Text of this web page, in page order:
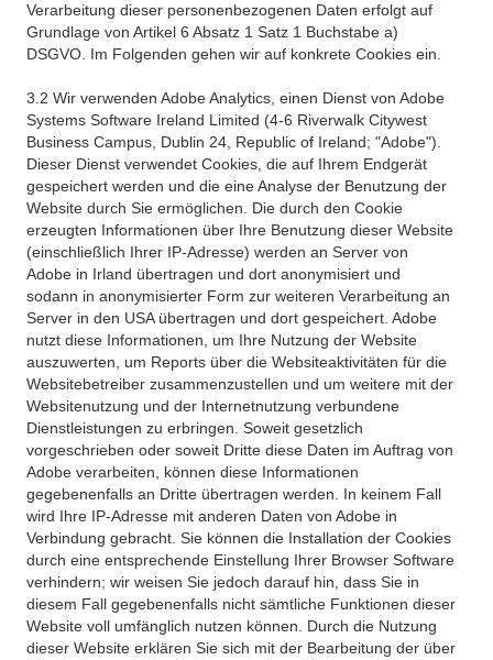
Verarbeitung dieser personenbezogenen Daten erfolgt auf
Grundlage von Artikel 6 Absatz 1 Satz 1 Buchstabe a)
DSGVO. Im Folgenden gehen wir auf konkrete Cookies ein.
3.2 Wir verwenden Adobe Analytics, einen Dienst von Adobe
Systems Software Ireland Limited (4-6 Riverwalk Citywest
Business Campus, Dublin 24, Republic of Ireland; "Adobe").
Dieser Dienst verwendet Cookies, die auf Ihrem Endgerät
gespeichert werden und die eine Analyse der Benutzung der
Website durch Sie ermöglichen. Die durch den Cookie
erzeugten Informationen über Ihre Benutzung dieser Website
(einschließlich Ihrer IP-Adresse) werden an Server von
Adobe in Irland übertragen und dort anonymisiert und
sodann in anonymisierter Form zur weiteren Verarbeitung an
Server in den USA übertragen und dort gespeichert. Adobe
nutzt diese Informationen, um Ihre Nutzung der Website
auszuwerten, um Reports über die Websiteaktivitäten für die
Websitebetreiber zusammenzustellen und um weitere mit der
Websitenutzung und der Internetnutzung verbundene
Dienstleistungen zu erbringen. Soweit gesetzlich
vorgeschrieben oder soweit Dritte diese Daten im Auftrag von
Adobe verarbeiten, können diese Informationen
gegebenenfalls an Dritte übertragen werden. In keinem Fall
wird Ihre IP-Adresse mit anderen Daten von Adobe in
Verbindung gebracht. Sie können die Installation der Cookies
durch eine entsprechende Einstellung Ihrer Browser Software
verhindern; wir weisen Sie jedoch darauf hin, dass Sie in
diesem Fall gegebenenfalls nicht sämtliche Funktionen dieser
Website voll umfänglich nutzen können. Durch die Nutzung
dieser Website erklären Sie sich mit der Bearbeitung der über